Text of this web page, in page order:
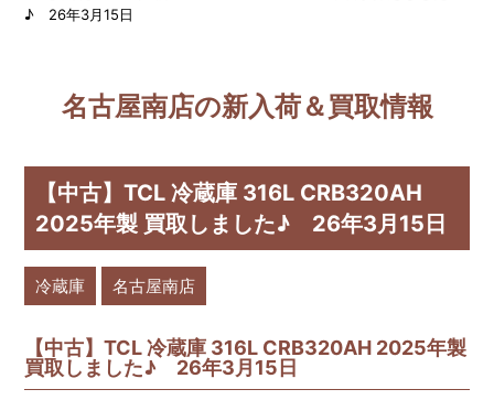
♪ 26年3月15日
名古屋南店の新入荷＆買取情報
【中古】TCL 冷蔵庫 316L CRB320AH
2025年製 買取しました♪ 26年3月15日
冷蔵庫 名古屋南店
【中古】TCL 冷蔵庫 316L CRB320AH 2025年製
買取しました♪ 26年3月15日